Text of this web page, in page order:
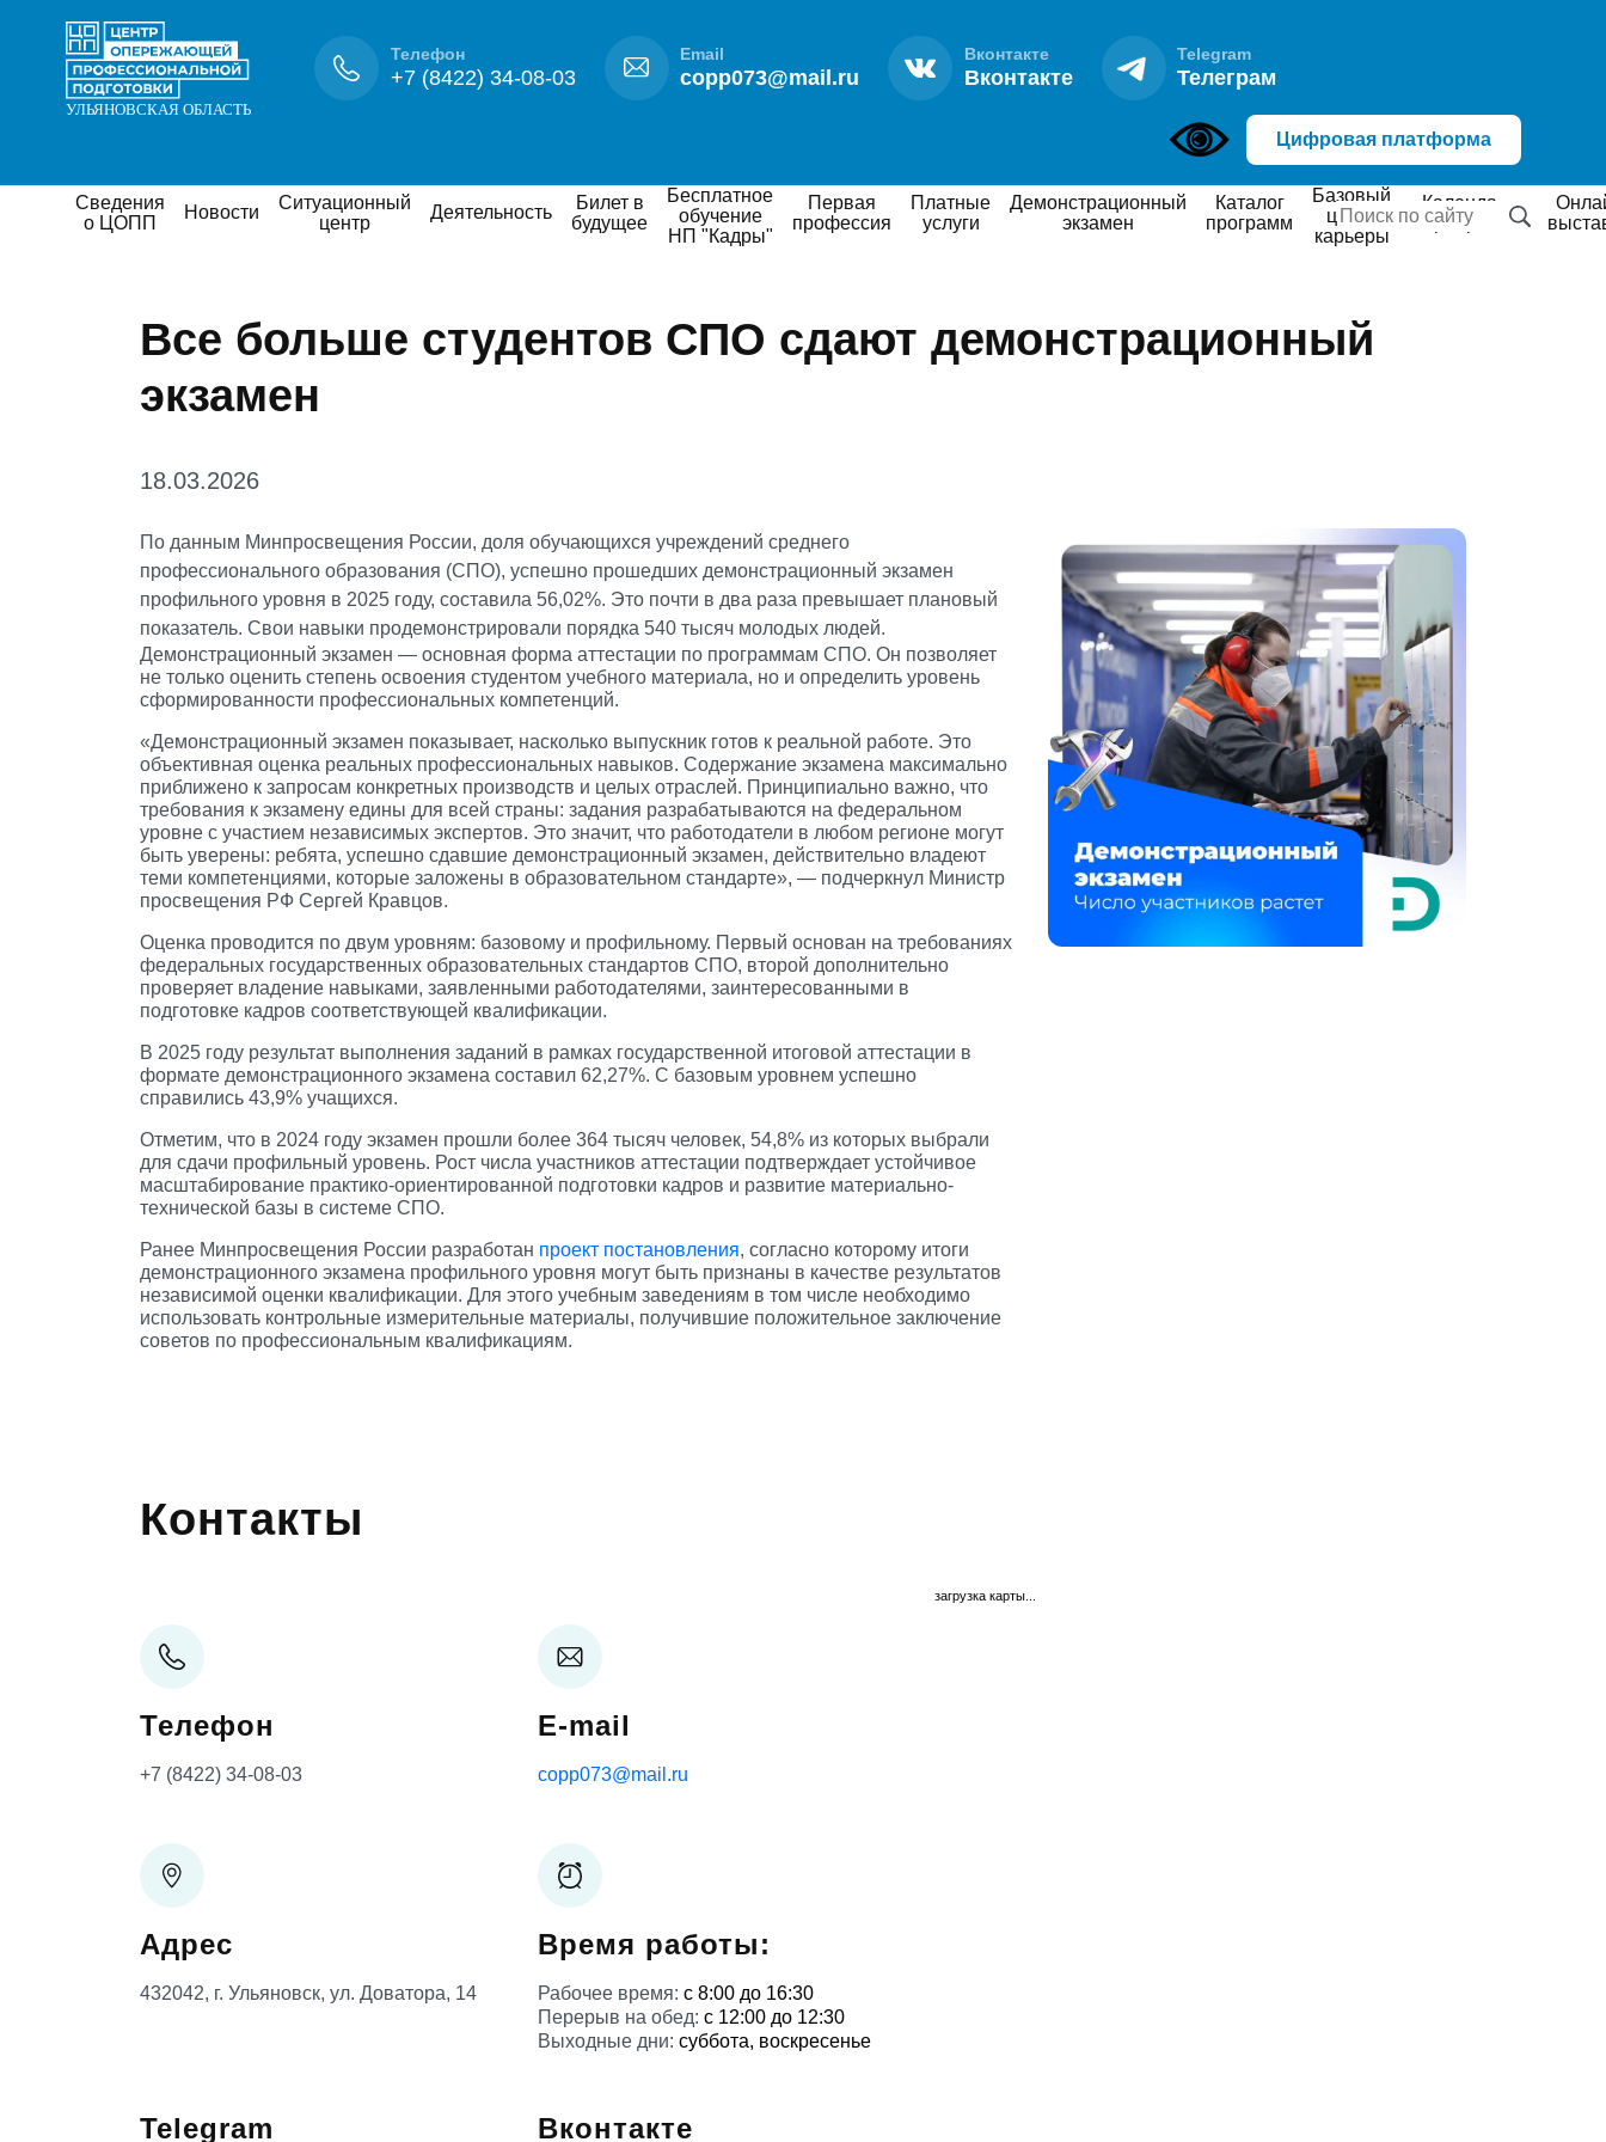
Телефон
+7 (8422) 34-08-03
Email
copp073@mail.ru
Вконтакте
Вконтакте
Telegram
Телеграм
Цифровая платформа
Сведения
о ЦОПП
Новости
Ситуационный
центр
Деятельность
Билет в
будущее
Бесплатное
обучение
НП "Кадры"
Первая
профессия
Платные
услуги
Демонстрационный
экзамен
Каталог
программ
Базовый
центр
карьеры
Календарь
мероприятий
Онлайн
Все больше студентов СПО сдают демонстрационный
экзамен
18.03.2026
По данным Минпросвещения России, доля обучающихся учреждений среднего
профессионального образования (СПО), успешно прошедших демонстрационный экзамен
профильного уровня в 2025 году, составила 56,02%. Это почти в два раза превышает плановый
показатель. Свои навыки продемонстрировали порядка 540 тысяч молодых людей.
Демонстрационный экзамен — основная форма аттестации по программам СПО. Он позволяет
не только оценить степень освоения студентом учебного материала, но и определить уровень
сформированности профессиональных компетенций.
«Демонстрационный экзамен показывает, насколько выпускник готов к реальной работе. Это
объективная оценка реальных профессиональных навыков. Содержание экзамена максимально
приближено к запросам конкретных производств и целых отраслей. Принципиально важно, что
требования к экзамену едины для всей страны: задания разрабатываются на федеральном
уровне с участием независимых экспертов. Это значит, что работодатели в любом регионе могут
быть уверены: ребята, успешно сдавшие демонстрационный экзамен, действительно владеют
теми компетенциями, которые заложены в образовательном стандарте», — подчеркнул Министр
просвещения РФ Сергей Кравцов.
Оценка проводится по двум уровням: базовому и профильному. Первый основан на требованиях
федеральных государственных образовательных стандартов СПО, второй дополнительно
проверяет владение навыками, заявленными работодателями, заинтересованными в
подготовке кадров соответствующей квалификации.
В 2025 году результат выполнения заданий в рамках государственной итоговой аттестации в
формате демонстрационного экзамена составил 62,27%. С базовым уровнем успешно
справились 43,9% учащихся.
Отметим, что в 2024 году экзамен прошли более 364 тысяч человек, 54,8% из которых выбрали
для сдачи профильный уровень. Рост числа участников аттестации подтверждает устойчивое
масштабирование практико-ориентированной подготовки кадров и развитие материально-
технической базы в системе СПО.
Ранее Минпросвещения России разработан проект постановления, согласно которому итоги
демонстрационного экзамена профильного уровня могут быть признаны в качестве результатов
независимой оценки квалификации. Для этого учебным заведениям в том числе необходимо
использовать контрольные измерительные материалы, получившие положительное заключение
советов по профессиональным квалификациям.
Контакты
Телефон
+7 (8422) 34-08-03
E-mail
copp073@mail.ru
Адрес
432042, г. Ульяновск, ул. Доватора, 14
Время работы:
Рабочее время: с 8:00 до 16:30
Перерыв на обед: с 12:00 до 12:30
Выходные дни: суббота, воскресенье
Telegram Вконтакте
загрузка карты...